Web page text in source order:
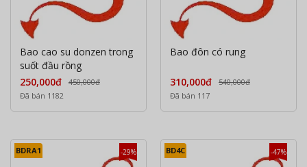
Bao cao su donzen trong
suốt đầu rồng
250,000đ
450,000đ
Đã bán 1182
Bao đôn có rung
310,000đ
540,000đ
Đã bán 117
-29%
BDRA1 -47%
BD4C